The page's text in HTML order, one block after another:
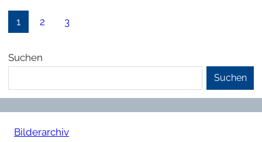
1 2 3
Suchen
Suchen
Bilderarchiv